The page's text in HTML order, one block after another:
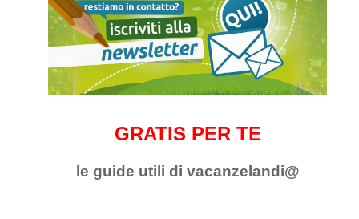
GRATIS PER TE
le guide utili di vacanzelandi@